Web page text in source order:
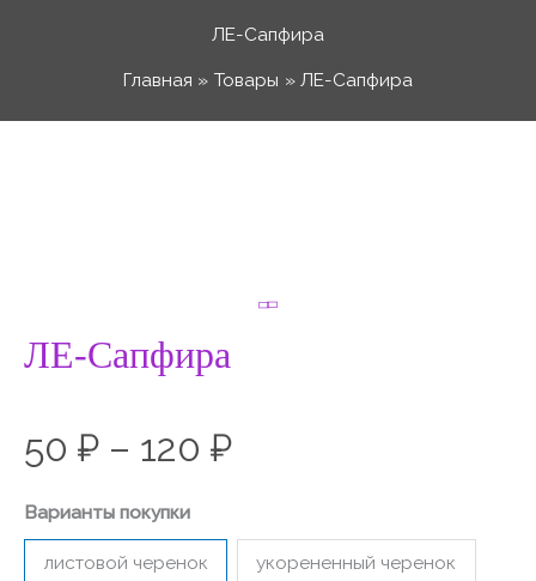
содержимому
ЛЕ-Сапфира
Главная
Товары ЛЕ-Сапфира
ЛЕ-Сапфира
50 ₽ – 120 ₽
Варианты покупки
листовой черенок укорененный черенок